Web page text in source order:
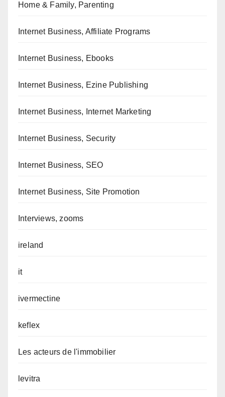
Home & Family, Parenting
Internet Business, Affiliate Programs
Internet Business, Ebooks
Internet Business, Ezine Publishing
Internet Business, Internet Marketing
Internet Business, Security
Internet Business, SEO
Internet Business, Site Promotion
Interviews, zooms
ireland
it
ivermectine
keflex
Les acteurs de l'immobilier
levitra